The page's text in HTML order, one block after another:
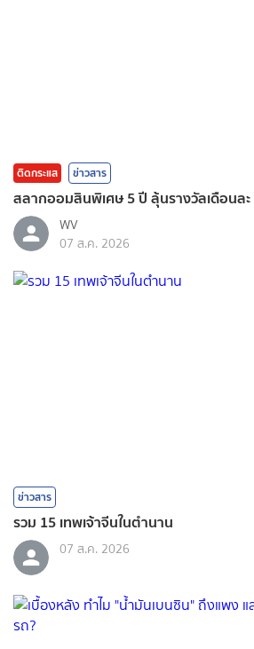
ติดกระแส ข่าวสาร
สลากออมสินพิเศษ 5 ปี ลุ้นรางวัลเดือนละ
WV
07 ส.ค. 2026
ข่าวสาร
รวม 15 เทพเจ้าจีนในตำนาน
07 ส.ค. 2026